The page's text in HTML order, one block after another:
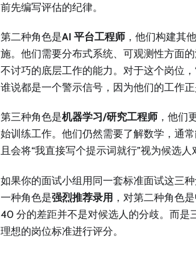
前先编写评估的纪律。
第二种角色是AI 平台工程师 ，他们构建其
施。他们需要分布式系统、可观测性方面
不讨巧的底层工作的能力。对于这个岗位
谁说都是一个警示信号，因为他们的工作
第三种角色是机器学习/研究工程师 ，他们
始训练工作。他们仍然需要了解数学，通
且会将“我直接写个提示词就行”视为候选人
如果你的面试小组用同一套标准面试这三
一种角色是强烈推荐录用 ，对第二种角色是
40 分的差距并不是对候选人的分歧。而是
理想的岗位标准进行评分。